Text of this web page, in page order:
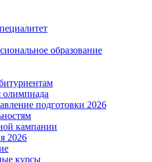
образование
подготовки 2026
кампании
2026
курсы